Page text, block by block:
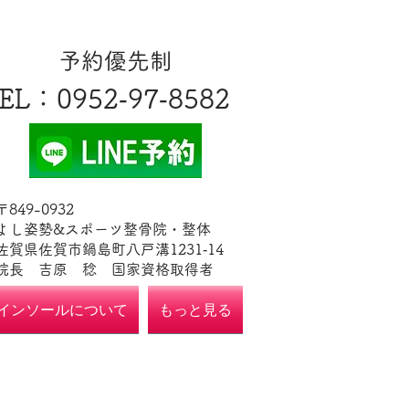
​予約優先制
​：0952‐97‐8582
849-0932
し姿勢&スポーツ整骨院・整体
賀県佐賀市鍋島町八戸溝1231‐14
長 吉原 稔​ 国家資格取得者
ンソールについて もっと見る